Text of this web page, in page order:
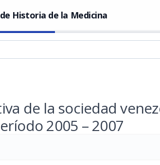
Historia de la Medicina
de la sociedad
2005 – 2007